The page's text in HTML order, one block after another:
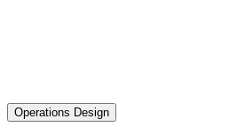
Operations Design